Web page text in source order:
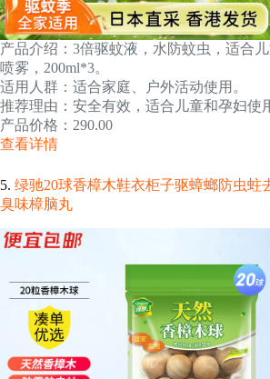
产品介绍：3倍驱蚊液，水防蚊虫，适合
喷雾，200ml*3。
适用人群：适合家庭、户外活动使用。
推荐理由：安全有效，适合儿童和孕妇使
产品价格：290.00
查看详情
5. 绿驰20球香樟木鞋衣柜子驱蟑螂防虫蛀
臭味樟脑丸